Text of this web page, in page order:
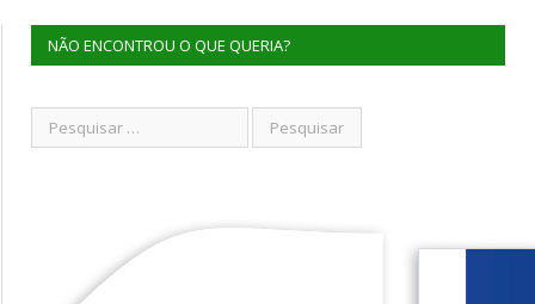
NÃO ENCONTROU O QUE QUERIA?